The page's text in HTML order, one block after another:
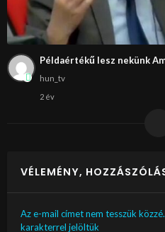
Példaértékű lesz nekünk
hun_tv
2 év
VÉLEMÉNY,
Az e-mail címet nem tesszük közzé.
karakterrel jelöltük